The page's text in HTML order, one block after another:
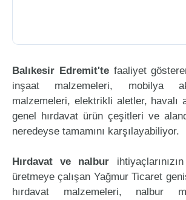
Balıkesir Edremit'tefaaliyet
inşaat malzemeleri, mobilya
malzemeleri, elektrikli aletler, havalı
genel hırdavat ürün çeşitleri ve
neredeyse tamamını karşılayabiliyor.
Hırdavat ve nalbur
üretmeye çalışan Yağmur Ticaret
hırdavat malzemeleri, nalbur